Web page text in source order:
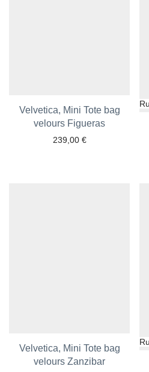
Velvetica, Mini Tote bag
velours Figueras
239,00 €
Ajouter aux favoris
Velvetica, Mini Tote bag
velours Zanzibar
Ajouter aux favoris